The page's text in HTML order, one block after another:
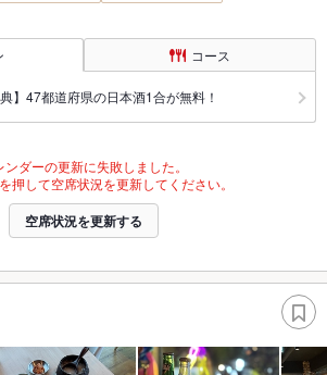
コース
】47都道府県の日本酒1合が無料！
ンダーの更新に失敗しました。
押して空席状況を更新してください。
空席状況を更新する